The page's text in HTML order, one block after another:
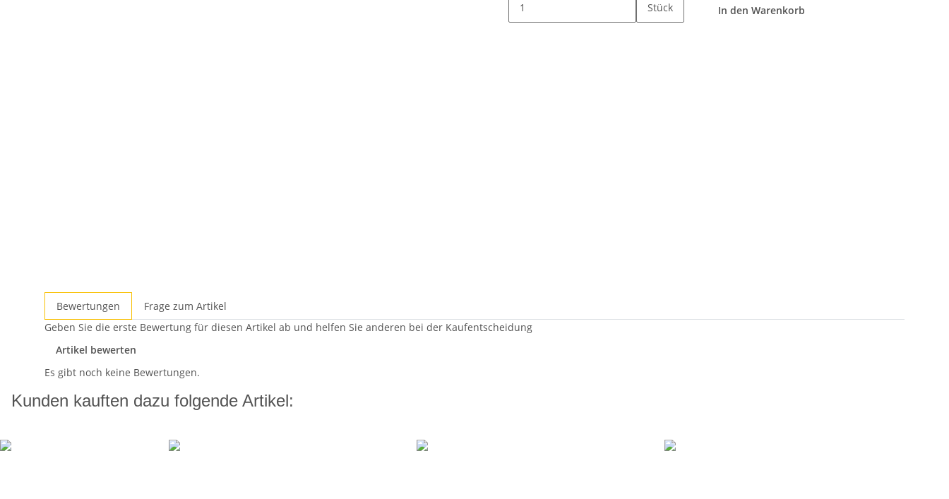
Stück In den Warenkorb
Bewertungen
Frage zum Artikel
Geben Sie die erste Bewertung für diesen Artikel ab und helfen Sie anderen bei der Kaufentscheidung
Artikel bewerten
Es gibt noch keine Bewertungen.
Kunden kauften dazu folgende Artikel: